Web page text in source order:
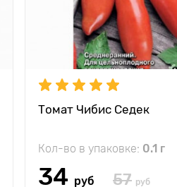
Томат Чибис Седек
Кол-во в упаковке: 0.1 г
34 руб 57 руб